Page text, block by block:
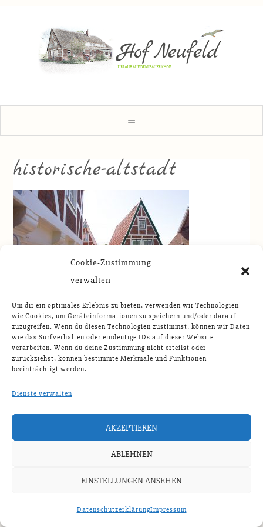
Cookie-Zustimmung
verwalten
Um dir ein optimales Erlebnis zu bieten, verwenden wir Technologien
wie Cookies, um Geräteinformationen zu speichern und/oder darauf
zuzugreifen. Wenn du diesen Technologien zustimmst, können wir Daten
wie das Surfverhalten oder eindeutige IDs auf dieser Website
verarbeiten. Wenn du deine Zustimmung nicht erteilst oder
zurückziehst, können bestimmte Merkmale und Funktionen
beeinträchtigt werden.
Dienste verwalten
AKZEPTIEREN
ABLEHNEN
EINSTELLUNGEN ANSEHEN
DatenschutzerklärungImpressum
historische-altstadt
COPYRIGHT © 2026 |